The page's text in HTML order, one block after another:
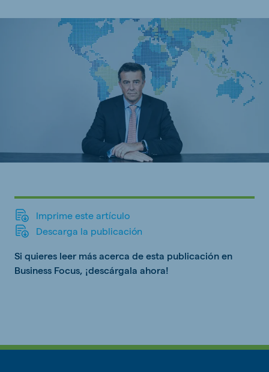
Imprime este artículo
Descarga la publicación
Si quieres leer más acerca de esta publicación en
Business Focus, ¡descárgala ahora!